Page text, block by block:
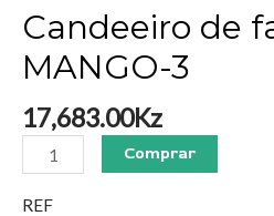
Candeeiro de
MANGO-3
17,683.00Kz
MANGO-
3
quantidade
Comprar
REF